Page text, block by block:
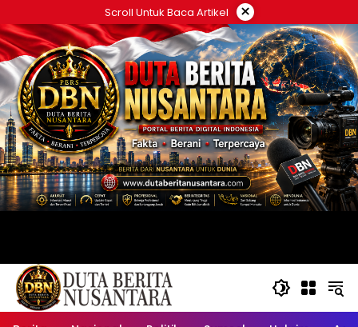
ke
konten
Scroll Untuk Baca Artikel ×